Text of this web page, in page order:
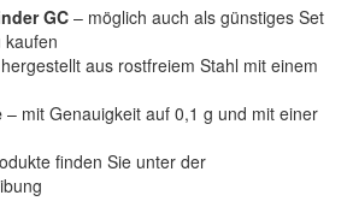
GC – möglich auch als günstiges Set
kaufen
aus rostfreiem Stahl mit einem
– mit Genauigkeit auf 0,1 g und mit einer
finden Sie unter der